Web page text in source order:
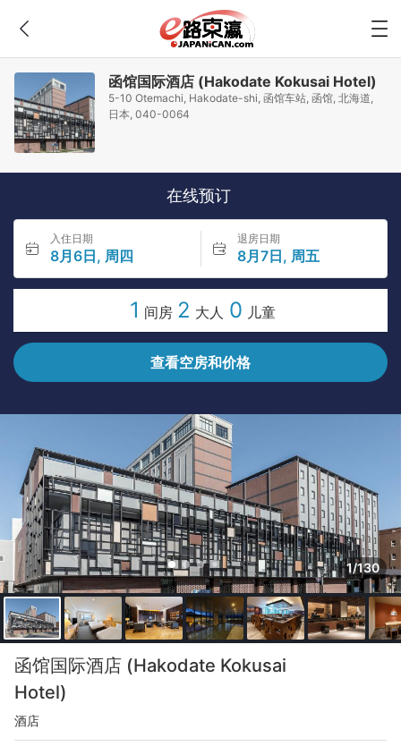
函馆国际酒店 (Hakodate Kokusai Hotel)
5-10 Otemachi, Hakodate-shi, 函馆车站, 函馆, 北海道,
日本, 040-0064
在线预订
入住日期
8月6日, 周四
退房日期
8月7日, 周五
1 间房 2 大人 0 儿童
查看空房和价格
1/130
函馆国际酒店 (Hakodate Kokusai
Hotel)
酒店